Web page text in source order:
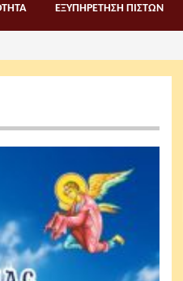
ΕΞΥΠΗΡΕΤΗΣΗ ΠΙΣΤΩΝ